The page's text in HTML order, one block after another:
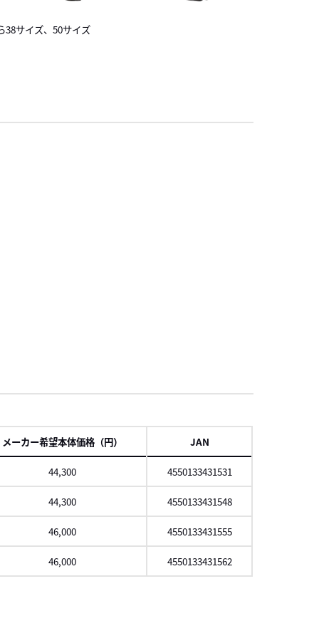
38サイズ、50サイズ
メーカー希望本体価格（円） JAN
44,300 4550133431531
44,300 4550133431548
46,000 4550133431555
46,000 4550133431562